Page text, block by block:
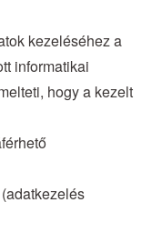
kezeléséhez a
informatikai
hogy a kezelt